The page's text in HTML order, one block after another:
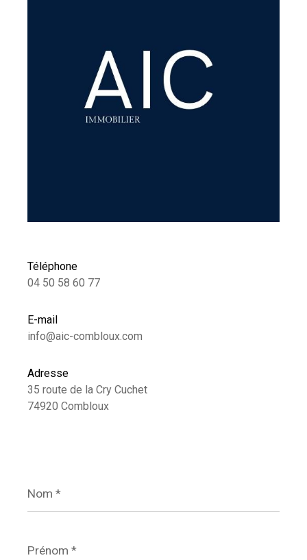
Téléphone
04 50 58 60 77
E-mail
info@aic-combloux.com
Adresse
35 route de la Cry Cuchet
74920 Combloux
*
*